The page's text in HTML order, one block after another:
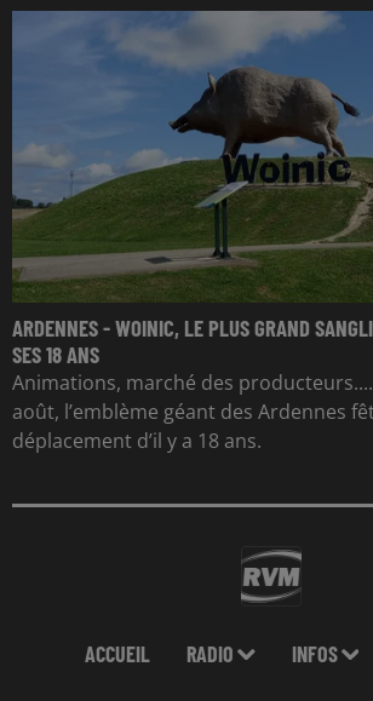
ARDENNES - WOINIC, LE PLUS GRAND
SES 18 ANS
Animations, marché des
août, l’emblème géant des Ardennes
déplacement d’il y a 18 ans.
ACCUEIL RADIO INFOS